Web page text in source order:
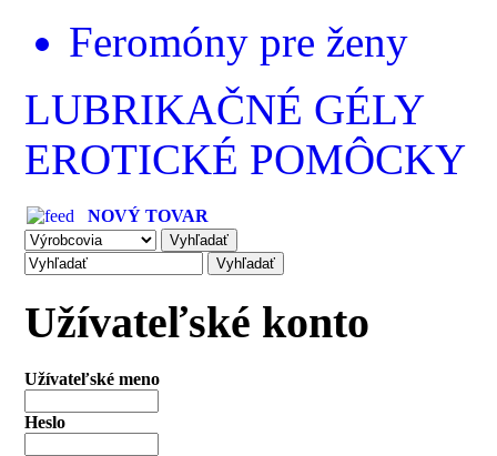
Feromóny pre ženy
LUBRIKAČNÉ GÉLY
EROTICKÉ POMÔCKY
NOVÝ TOVAR
Užívateľské konto
Užívateľské meno
Heslo